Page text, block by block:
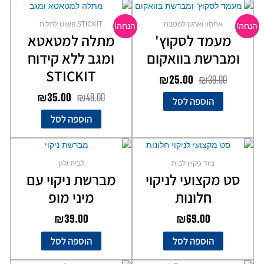
הנחה! אחסון וארגון למטבח
מעמד לסקוץ'
ומברשת בוואקום
₪39.00
המחיר
המקורי
היה:
₪39.00.
₪25.00
המחיר
הנוכחי
הוא:
הוספה לסל
הנחה! STICKIT פשוט לתלות
מתלה למטאטא
ומגב ללא קידוח
STICKIT
₪49.00
המחיר
המקורי
היה:
₪49.00.
₪35.00
המחיר
₪35.00.
הוספה לסל
ציוד ניקיון לבית
סט מקצועי לניקוי
חלונות
₪69.00
הוספה לסל
לבית ולגן
מברשת ניקוי עם
מיני מופ
₪39.00
הוספה לסל